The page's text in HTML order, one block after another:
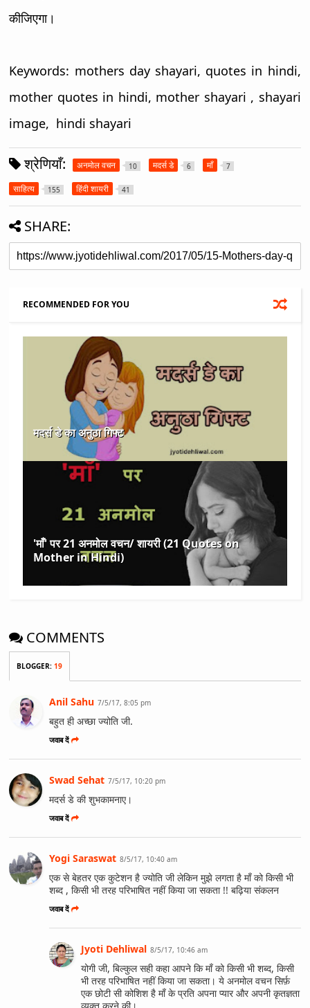
कीजिएगा।
Keywords: mothers day shayari, quotes in hindi,
mother quotes in hindi, mother shayari , shayari
image, hindi shayari
श्रेणियाँ: अनमोल वचन 10 मदर्स डे 6 माँ 7
साहित्य 155 हिंदी शायरी 41
SHARE:
RECOMMENDED FOR YOU
मदर्स डे का अनुठा गिफ्ट
'माँ' पर 21 अनमोल वचन/ शायरी (21 Quotes on
Mother in Hindi)
COMMENTS
BLOGGER:19
Anil Sahu 7/5/17, 8:05 pm
बहुत ही अच्छा ज्योति जी.
जवाब दें
Swad Sehat 7/5/17, 10:20 pm
मदर्स डे की शुभकामनाए।
जवाब दें
Yogi Saraswat 8/5/17, 10:40 am
एक से बेहतर एक कुटेशन है ज्योति जी लेकिन मुझे लगता है माँ को किसी भी
शब्द , किसी भी तरह परिभाषित नहीं किया जा सकता !! बढ़िया संकलन
जवाब दें
Jyoti Dehliwal 8/5/17, 10:46 am
योगी जी, बिल्कुल सही कहा आपने कि माँ को किसी भी शब्द, किसी
भी तरह परिभाषित नहीं किया जा सकता। ये अनमोल वचन सिर्फ़
एक छोटी सी कोशिश है माँ के प्रति अपना प्यार और अपनी कृतज्ञता